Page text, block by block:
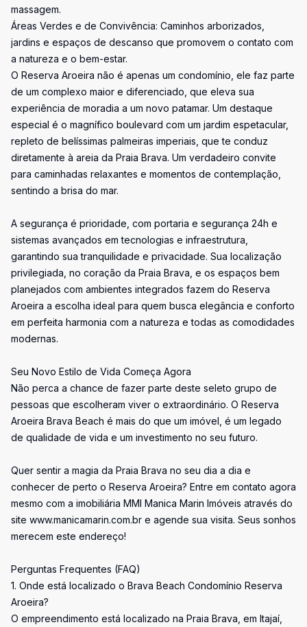
massagem.
Áreas Verdes e de Convivência: Caminhos arborizados,
jardins e espaços de descanso que promovem o contato com
a natureza e o bem-estar.
O Reserva Aroeira não é apenas um condomínio, ele faz parte
de um complexo maior e diferenciado, que eleva sua
experiência de moradia a um novo patamar. Um destaque
especial é o magnífico boulevard com um jardim espetacular,
repleto de belíssimas palmeiras imperiais, que te conduz
diretamente à areia da Praia Brava. Um verdadeiro convite
para caminhadas relaxantes e momentos de contemplação,
sentindo a brisa do mar.
A segurança é prioridade, com portaria e segurança 24h e
sistemas avançados em tecnologias e infraestrutura,
garantindo sua tranquilidade e privacidade. Sua localização
privilegiada, no coração da Praia Brava, e os espaços bem
planejados com ambientes integrados fazem do Reserva
Aroeira a escolha ideal para quem busca elegância e conforto
em perfeita harmonia com a natureza e todas as comodidades
modernas.
Seu Novo Estilo de Vida Começa Agora
Não perca a chance de fazer parte deste seleto grupo de
pessoas que escolheram viver o extraordinário. O Reserva
Aroeira Brava Beach é mais do que um imóvel, é um legado
de qualidade de vida e um investimento no seu futuro.
Quer sentir a magia da Praia Brava no seu dia a dia e
conhecer de perto o Reserva Aroeira? Entre em contato agora
mesmo com a imobiliária MMI Manica Marin Imóveis através do
site www.manicamarin.com.br e agende sua visita. Seus sonhos
merecem este endereço!
Perguntas Frequentes (FAQ)
1. Onde está localizado o Brava Beach Condomínio Reserva
Aroeira?
O empreendimento está localizado na Praia Brava, em Itajaí,